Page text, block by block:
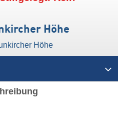
Höhe
Höhe